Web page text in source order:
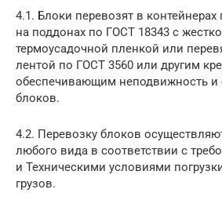
4.1. Блоки перевозят в
на поддонах по ГОСТ 18343 с
термоусадочной пленкой или
лентой по ГОСТ 3560 или другим
обеспечивающим неподвижность и
блоков.
4.2. Перевозку блоков
любого вида в соответствии с
и Техническими условиями
грузов.